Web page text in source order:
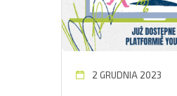
2 GRUDNIA 2023